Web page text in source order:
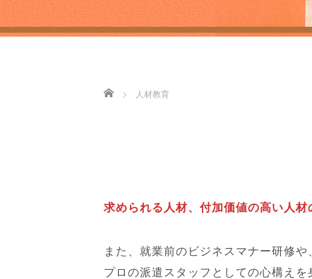
ホーム 人材教育
求められる人材、付加価値の高い人
また、就業前のビジネスマナー研修や
プロの派遣スタッフとしての心構えを